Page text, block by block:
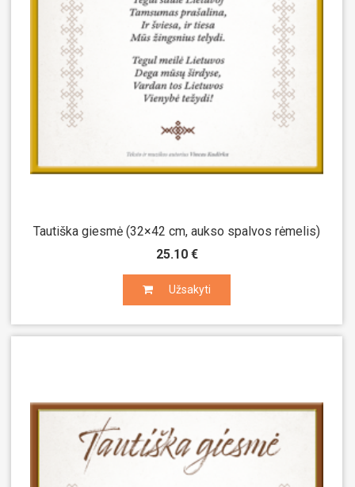
Tautiška giesmė (32×42 cm, aukso spalvos rėmelis)
25.10 €
Užsakyti
Užsakyti